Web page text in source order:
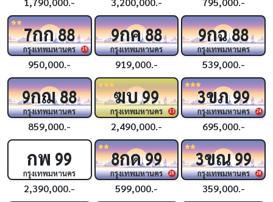
25
7กก88
กรุงเทพมหานคร
950,000.-
9กค88
กรุงเทพมหานคร
919,000.-
9กฉ88
กรุงเทพมหานคร
539,000.-
9กฌ88
กรุงเทพมหานคร
859,000.-
23
ฆบ99
กรุงเทพมหานคร
2,490,000.-
24
3ขภ99
กรุงเทพมหานคร
695,000.-
กพ 99
กรุงเทพมหานคร
2,390,000.-
28
8กด99
กรุงเทพมหานคร
599,000.-
28
3ขณ99
กรุงเทพมหานคร
359,000.-